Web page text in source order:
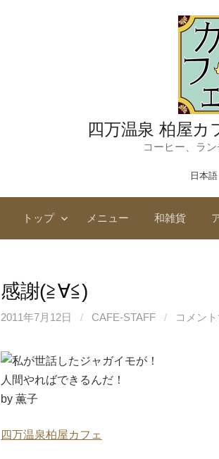
四万温泉 柏屋カ
コーヒー、ラ
日本語
トップ メニュー 和雑貨
感謝(≧∀≦)
2011年7月12日 / CAFE-STAFF / コメン
私が世話したジャガイモが！
人間やればできるんだ！
by 薫子
四万温泉柏屋カフェ